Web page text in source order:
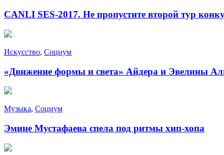
CANLI SES-2017. Не пропустите второй тур
Искусство, Социум
«Движение формы и света» Айдера и Эвелины
Музыка, Социум
Эмине Мустафаева спела под ритмы хип-хопа